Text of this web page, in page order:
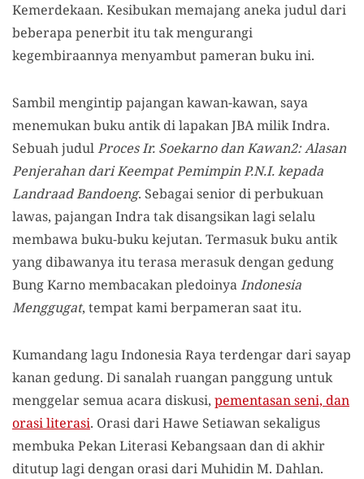
Kemerdekaan. Kesibukan memajang aneka judul dari
beberapa penerbit itu tak mengurangi
kegembiraannya menyambut pameran buku ini.
Sambil mengintip pajangan kawan-kawan, saya
menemukan buku antik di lapakan JBA milik Indra.
Sebuah judulProces Ir. Soekarno dan Kawan2: Alasan
Penjerahan dari Keempat Pemimpin P.N.I. kepada
Landraad Bandoeng. Sebagai senior di perbukuan
lawas, pajangan Indra tak disangsikan lagi selalu
membawa buku-buku kejutan. Termasuk buku antik
yang dibawanya itu terasa merasuk dengan gedung
Bung Karno membacakan pledoinyaIndonesia
Menggugat, tempat kami berpameran saat itu.
Kumandang lagu Indonesia Raya terdengar dari sayap
kanan gedung. Di sanalah ruangan panggung untuk
menggelar semua acara diskusi, pementasan seni, dan
orasi literasi. Orasi dari Hawe Setiawan sekaligus
membuka Pekan Literasi Kebangsaan dan di akhir
ditutup lagi dengan orasi dari Muhidin M. Dahlan.